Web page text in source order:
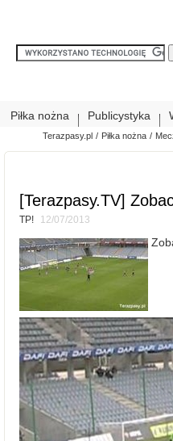
Piłka nożna Publicystyka
Terazpasy.pl / Piłka nożna /
[Terazpasy.TV]
TP! 12/07/2013